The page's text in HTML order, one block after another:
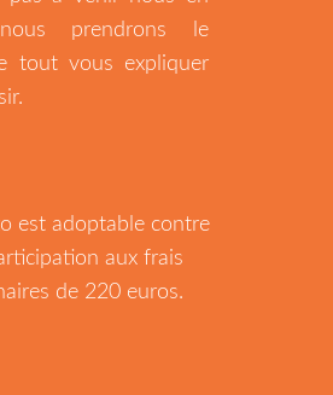
prendrons le
tout vous expliquer
est adoptable contre
aux frais
de 220 euros.